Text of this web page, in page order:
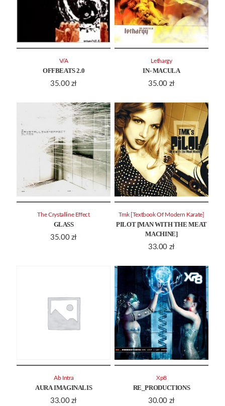
OFFBEATS 2.0
35.00 zł
V/A
IN- MACULA
35.00 zł
Lethargy
GLASS
35.00 zł
The Crystalline Effect
PILOT [MAN WITH THE MEAT
MACHINE]
33.00 zł
Tmk [Textbook Of Modern Karate]
AURA IMAGINALIS
33.00 zł
Ab Intra
RE_PRODUCTIONS
30.00 zł
Xp8